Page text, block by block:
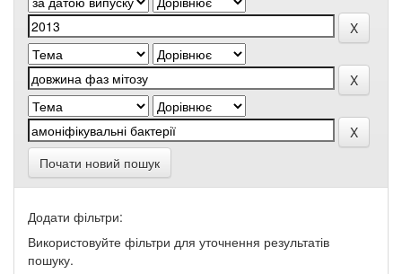
Почати новий пошук
Додати фільтри:
Використовуйте фільтри для уточнення результатів
пошуку.